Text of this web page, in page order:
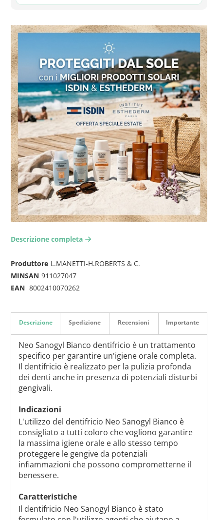
Descrizione completa arrow-right2
Produttore L.MANETTI-H.ROBERTS & C.
MINSAN 911027047
EAN 8002410070262
Descrizione
Neo Sanogyl Bianco dentifricio è un trattamento
specifico per garantire un'igiene orale completa.
Il dentifricio è realizzato per la pulizia profonda
dei denti anche in presenza di potenziali disturbi
gengivali.
Indicazioni
L'utilizzo del dentifricio Neo Sanogyl Bianco è
consigliato a tutti coloro che vogliono garantire
la massima igiene orale e allo stesso tempo
proteggere le gengive da potenziali
infiammazioni che possono comprometterne il
benessere.
Caratteristiche
Il dentifricio Neo Sanogyl Bianco è stato
Spedizione Recensioni Importante